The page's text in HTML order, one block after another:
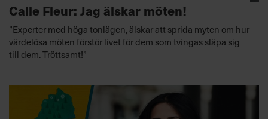
Calle Fleur: Jag älskar möten!
”Experter med höga tonlägen, älskar att sprida myten om hur
värdelösa möten förstör livet för dem som tvingas släpa sig
till dem. Tröttsamt!”